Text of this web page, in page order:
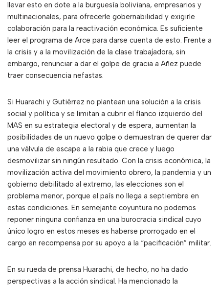
llevar esto en dote a la burguesía boliviana, empresarios y
multinacionales, para ofrecerle gobernabilidad y exigirle
colaboración para la reactivación económica. Es suficiente
leer el programa de Arce para darse cuenta de esto. Frente a
la crisis y a la movilización de la clase trabajadora, sin
embargo, renunciar a dar el golpe de gracia a Añez puede
traer consecuencia nefastas.
Si Huarachi y Gutiérrez no plantean una solución a la crisis
social y política y se limitan a cubrir el flanco izquierdo del
MAS en su estrategia electoral y de espera, aumentan la
posibilidades de un nuevo golpe o demuestran de querer dar
una válvula de escape a la rabia que crece y luego
desmovilizar sin ningún resultado. Con la crisis económica, la
movilización activa del movimiento obrero, la pandemia y un
gobierno debilitado al extremo, las elecciones son el
problema menor, porque el país no llega a septiembre en
estas condiciones. En semejante coyuntura no podemos
reponer ninguna confianza en una burocracia sindical cuyo
único logro en estos meses es haberse prorrogado en el
cargo en recompensa por su apoyo a la “pacificación” militar.
En su rueda de prensa Huarachi, de hecho, no ha dado
perspectivas a la acción sindical. Ha mencionado la